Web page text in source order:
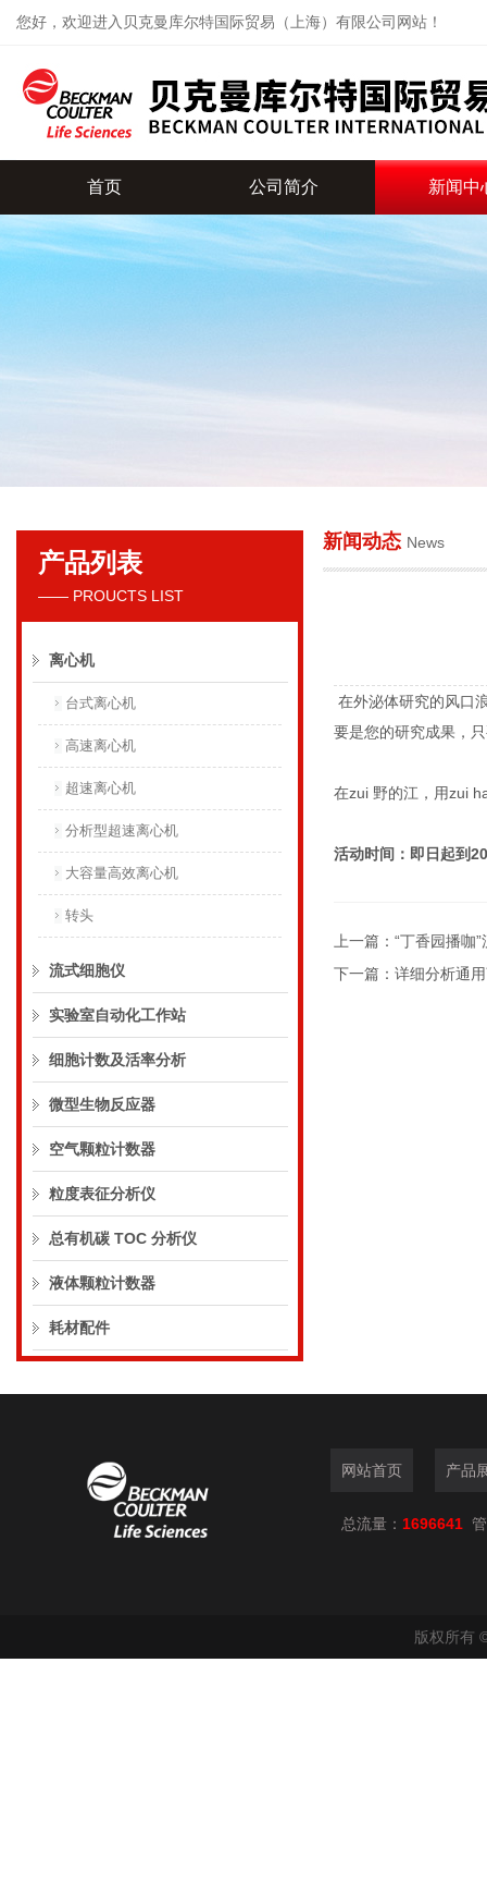
您好，欢迎进入贝克曼库尔特国际贸易（上海）有限公司网站！
贝克曼库尔特国际贸易（上海）有限公司
首页 公司简介 新闻中
产品列表
—— PROUCTS LIST
离心机
台式离心机
高速离心机
超速离心机
分析型超速离心机
大容量高效离心机
转头
流式细胞仪
实验室自动化工作站
细胞计数及活率分析
微型生物反应器
空气颗粒计数器
粒度表征分析仪
总有机碳 TOC 分析仪
液体颗粒计数器
耗材配件
新闻动态 News
在外泌体研究的风口
要是您的研究成果，
在zui 野的江，用zui
活动时间：即日起到
上一篇： “丁香园播咖
下一篇： 详细分析通
网站首页 产品
总流量： 1696641
版权所有